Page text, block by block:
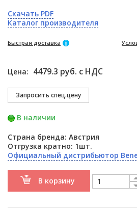
Скачать PDF
Каталог производителя
Быстрая доставка
Цена: 4479.3 руб. с НДС
В наличии
Страна бренда: Австрия
Отгрузка кратно: 1шт.
Официальный дистрибьютор
В корзину